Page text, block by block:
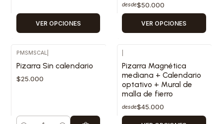
VER OPCIONES
desde$50.000
VER OPCIONES
PMSMSCAL|
Pizarra Sin calendario
$25.000
Pizarra Magnética
mediana + Calendario
optativo + Mural de
malla de fierro
desde$45.000